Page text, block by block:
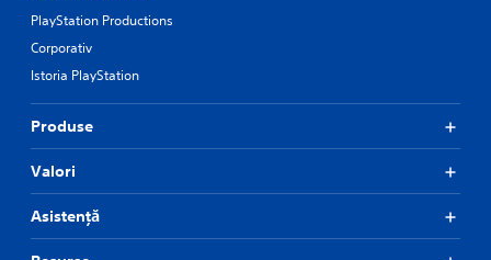
PlayStation Productions
Corporativ
Istoria PlayStation
Produse
Valori
Asistență